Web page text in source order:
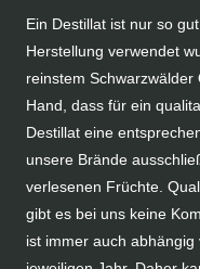
Ein Destillat ist nur so
Herstellung verwendet
reinstem
Hand, dass für ein
Destillat eine
unsere Brände
verlesenen Früchte.
gibt es bei uns keine
ist immer auch